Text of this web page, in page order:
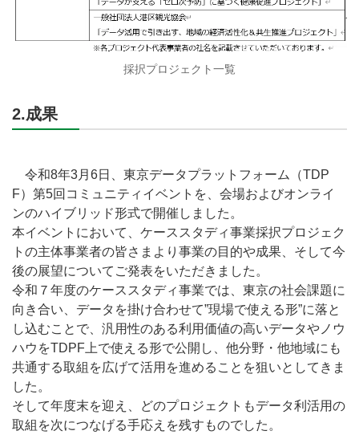
採択プロジェクト一覧
2.成果
令和8年3月6日、東京データプラットフォーム（TDP
F）第5回コミュニティイベントを、会場およびオンライ
ンのハイブリッド形式で開催しました。
本イベントにおいて、ケーススタディ事業採択プロジェク
トの主体事業者の皆さまより事業の目的や成果、そして今
後の展望についてご発表をいただきました。
令和７年度のケーススタディ事業では、東京の社会課題に
向き合い、データを掛け合わせて”現場で使える形”に落と
し込むことで、汎用性のある利用価値の高いデータやノウ
ハウをTDPF上で使える形で公開し、他分野・他地域にも
共通する取組を広げて活用を進めることを狙いとしてきま
した。
そして年度末を迎え、どのプロジェクトもデータ利活用の
取組を次につなげる手応えを残すものでした。